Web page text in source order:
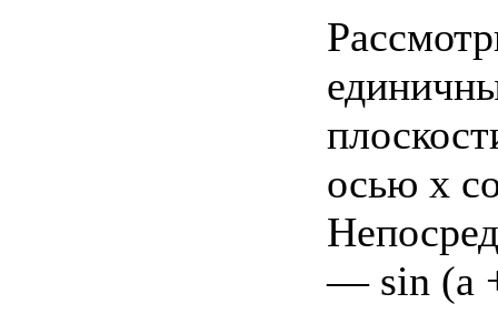
осью х
— sin (а